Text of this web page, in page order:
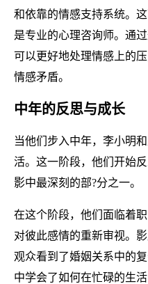
和依靠的情感支持系统。
是专业的心理咨询师。通
可以更好地处理情感上的
情感矛盾。
中年的反思与成长
当他们步入中年，李小明
活。这一阶段，他们开始
影中最深刻的部?分之一。
在这个阶段，他们面临着
对彼此感情的重新审视。
观众看到了婚姻关系中的
中学会了如何在忙碌的生